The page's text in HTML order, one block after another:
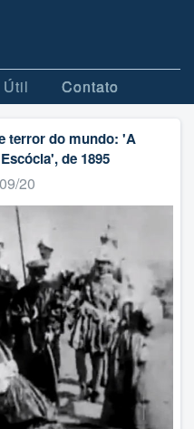
Útil Contato
terror do mundo: 'A
de 1895
20